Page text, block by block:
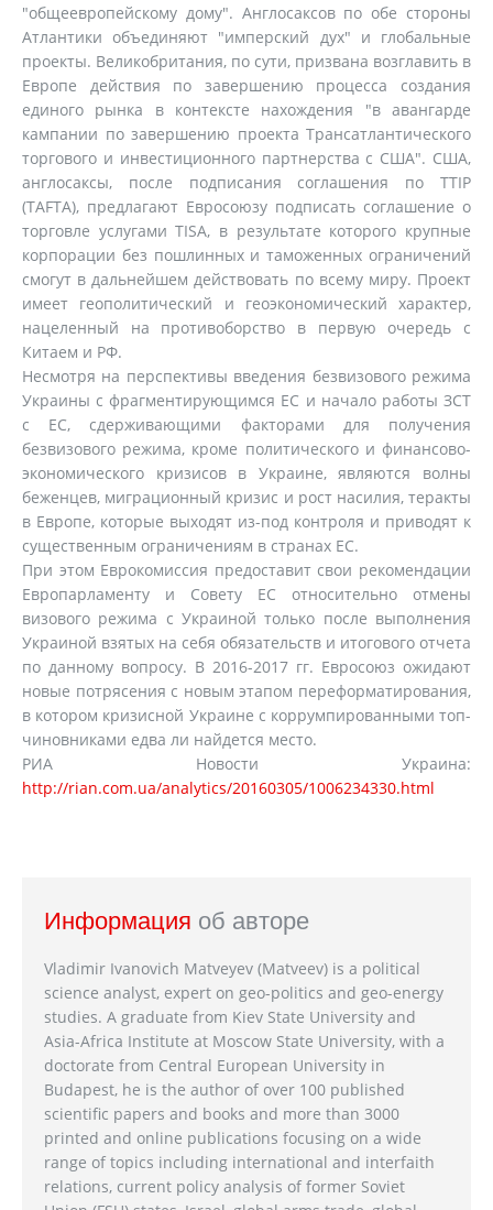
"общеевропейскому дому". Англосаксов по обе стороны
Атлантики объединяют "имперский дух" и глобальные
проекты. Великобритания, по сути, призвана возглавить в
Европе действия по завершению процесса создания
единого рынка в контексте нахождения "в авангарде
кампании по завершению проекта Трансатлантического
торгового и инвестиционного партнерства с США". США,
англосаксы, после подписания соглашения по TTIP
(TAFTA), предлагают Евросоюзу подписать соглашение о
торговле услугами TISA, в результате которого крупные
корпорации без пошлинных и таможенных ограничений
смогут в дальнейшем действовать по всему миру. Проект
имеет геополитический и геоэкономический характер,
нацеленный на противоборство в первую очередь с
Китаем и РФ.
Несмотря на перспективы введения безвизового режима
Украины с фрагментирующимся ЕС и начало работы ЗСТ
с ЕС, сдерживающими факторами для получения
безвизового режима, кроме политического и финансово-
экономического кризисов в Украине, являются волны
беженцев, миграционный кризис и рост насилия, теракты
в Европе, которые выходят из-под контроля и приводят к
существенным ограничениям в странах ЕС.
При этом Еврокомиссия предоставит свои рекомендации
Европарламенту и Совету ЕС относительно отмены
визового режима с Украиной только после выполнения
Украиной взятых на себя обязательств и итогового отчета
по данному вопросу. В 2016-2017 гг. Евросоюз ожидают
новые потрясения с новым этапом переформатирования,
в котором кризисной Украине с коррумпированными топ-
чиновниками едва ли найдется место.
РИА Новости Украина:
http://rian.com.ua/analytics/20160305/1006234330.html
Информация об авторе
Vladimir Ivanovich Matveyev (Matveev) is a political
science analyst, expert on geo-politics and geo-energy
studies. A graduate from Kiev State University and
Asia-Africa Institute at Moscow State University, with a
doctorate from Central European University in
Budapest, he is the author of over 100 published
scientific papers and books and more than 3000
printed and online publications focusing on a wide
range of topics including international and interfaith
relations, current policy analysis of former Soviet